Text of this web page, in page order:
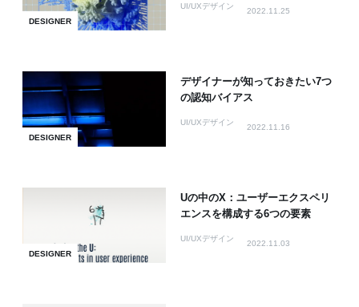
DESIGNER
UI/UXデザイン
2022.11.25
DESIGNER
デザイナーが知っておきたい7つ
の認知バイアス
UI/UXデザイン
2022.11.16
DESIGNER
Uの中のX：ユーザーエクスペリ
エンスを構成する6つの要素
UI/UXデザイン
2022.11.03